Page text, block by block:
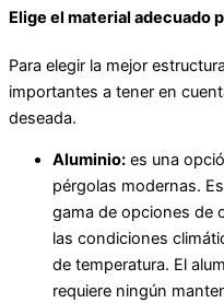
Elige el material adecuado
Para elegir la mejor
importantes a tener en
deseada.
Aluminio: es una
pérgolas modernas.
gama de opciones de
las condiciones
de temperatura. El
requiere ningún